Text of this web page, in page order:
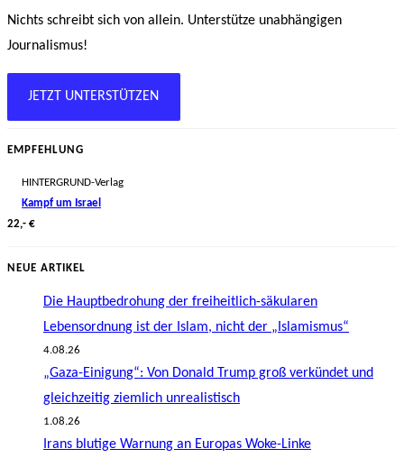
Nichts schreibt sich von allein. Unterstütze unabhängigen
Journalismus!
JETZT UNTERSTÜTZEN
EMPFEHLUNG
HINTERGRUND-Verlag
Kampf um Israel
22,- €
NEUE ARTIKEL
Die Hauptbedrohung der freiheitlich-säkularen
Lebensordnung ist der Islam, nicht der „Islamismus“
4.08.26
„Gaza-Einigung“: Von Donald Trump groß verkündet und
gleichzeitig ziemlich unrealistisch
1.08.26
Irans blutige Warnung an Europas Woke-Linke